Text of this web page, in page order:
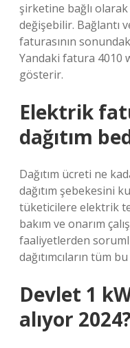
şirketine bağlı
değişebilir. Bağlantı
faturasının
Yandaki fatura 4010
gösterir.
Elektrik
dağıtım
Dağıtım ücreti ne
dağıtım şebekesini
tüketicilere elektrik
bakım ve onarım
faaliyetlerden
dağıtımcıların tüm
Devlet 1
alıyor